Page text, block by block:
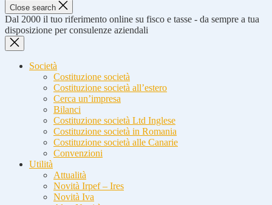
Close search
Dal 2000 il tuo riferimento online su fisco e tasse - da sempre a tua
disposizione per consulenze aziendali
Società
Costituzione società
Costituzione società all’estero
Cerca un’impresa
Bilanci
Costituzione società Ltd Inglese
Costituzione società in Romania
Costituzione società alle Canarie
Convenzioni
Utilità
Attualità
Novità Irpef – Ires
Novità Iva